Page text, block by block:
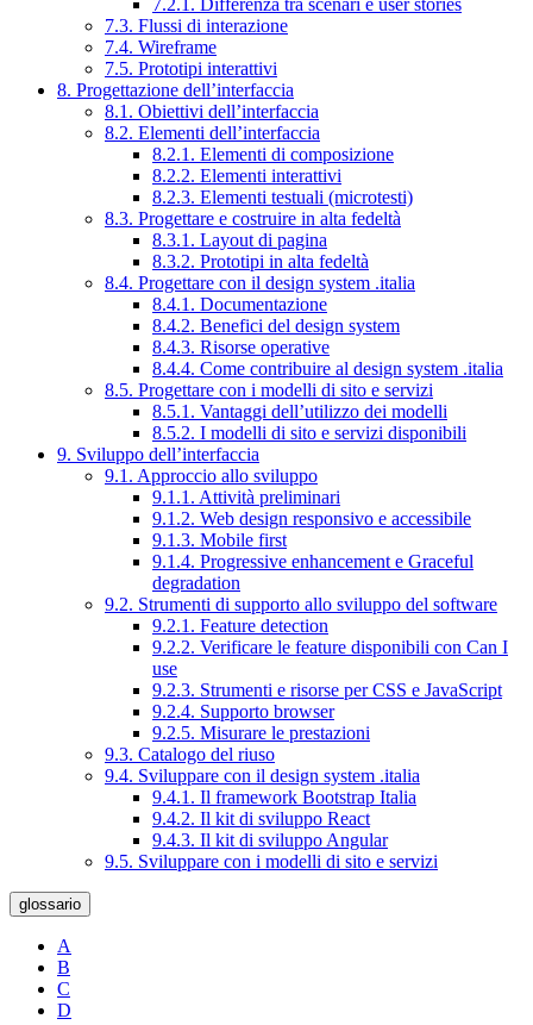
7.2.1. Differenza tra scenari e user stories
7.3. Flussi di interazione
7.4. Wireframe
7.5. Prototipi interattivi
8. Progettazione dell’interfaccia
8.1. Obiettivi dell’interfaccia
8.2. Elementi dell’interfaccia
8.2.1. Elementi di composizione
8.2.2. Elementi interattivi
8.2.3. Elementi testuali (microtesti)
8.3. Progettare e costruire in alta fedeltà
8.3.1. Layout di pagina
8.3.2. Prototipi in alta fedeltà
8.4. Progettare con il design system .italia
8.4.1. Documentazione
8.4.2. Benefici del design system
8.4.3. Risorse operative
8.4.4. Come contribuire al design system .italia
8.5. Progettare con i modelli di sito e servizi
8.5.1. Vantaggi dell’utilizzo dei modelli
8.5.2. I modelli di sito e servizi disponibili
9. Sviluppo dell’interfaccia
9.1. Approccio allo sviluppo
9.1.1. Attività preliminari
9.1.2. Web design responsivo e accessibile
9.1.3. Mobile first
9.1.4. Progressive enhancement e Graceful
degradation
9.2. Strumenti di supporto allo sviluppo del software
9.2.1. Feature detection
9.2.2. Verificare le feature disponibili con Can I
use
9.2.3. Strumenti e risorse per CSS e JavaScript
9.2.4. Supporto browser
9.2.5. Misurare le prestazioni
9.3. Catalogo del riuso
9.4. Sviluppare con il design system .italia
9.4.1. Il framework Bootstrap Italia
9.4.2. Il kit di sviluppo React
9.4.3. Il kit di sviluppo Angular
9.5. Sviluppare con i modelli di sito e servizi
glossario
A
B
C
D